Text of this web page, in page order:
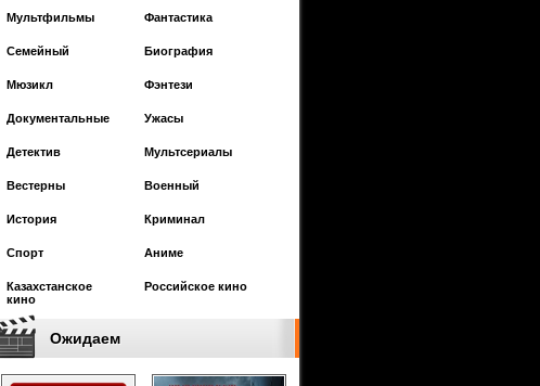
Мультфильмы Фантастика
Cемейный Биография
Мюзикл Фэнтези
Документальные Ужасы
Детектив Мультсериалы
Вестерны Военный
История Криминал
Спорт Аниме
Казахстанское
кино
Российское кино
Ожидаем